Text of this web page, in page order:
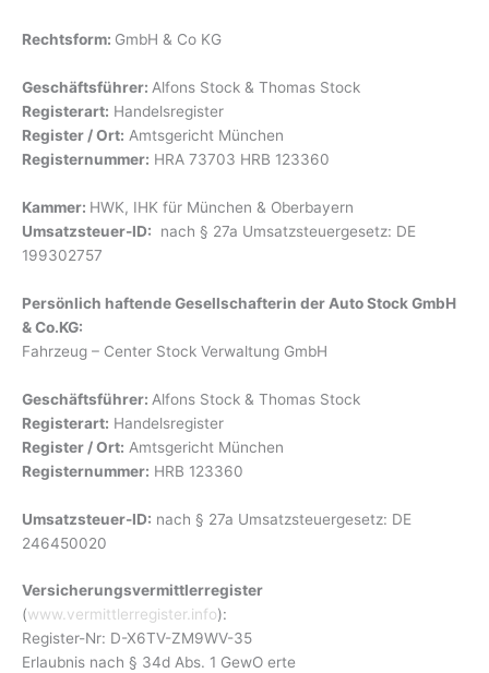
Rechtsform: GmbH & Co KG
Geschäftsführer: Alfons Stock & Thomas Stock
Registerart: Handelsregister
Register / Ort: Amtsgericht München
Registernummer: HRA 73703 HRB 123360
Kammer: HWK, IHK für München & Oberbayern
Umsatzsteuer-ID: nach § 27a Umsatzsteuergesetz: DE
199302757
Persönlich haftende Gesellschafterin der Auto Stock GmbH
& Co.KG:
Fahrzeug – Center Stock Verwaltung GmbH
Geschäftsführer: Alfons Stock & Thomas Stock
Registerart: Handelsregister
Register / Ort: Amtsgericht München
Registernummer: HRB 123360
Umsatzsteuer-ID: nach § 27a Umsatzsteuergesetz: DE
246450020
Versicherungsvermittlerregister
(www.vermittlerregister.info):
Register-Nr: D-X6TV-ZM9WV-35
Erlaubnis nach § 34d Abs. 1 GewO erte